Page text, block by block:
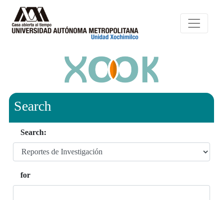
Search
Search:
for